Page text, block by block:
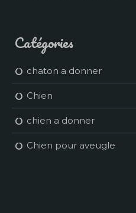
Catégories
chaton a donner
Chien
chien a donner
Chien pour aveugle